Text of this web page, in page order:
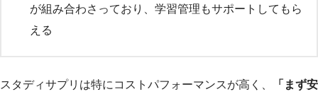
が組み合わさっており、学習管理もサポートしてもら
える
スタディサプリは特にコストパフォーマンスが高く、
「まず安